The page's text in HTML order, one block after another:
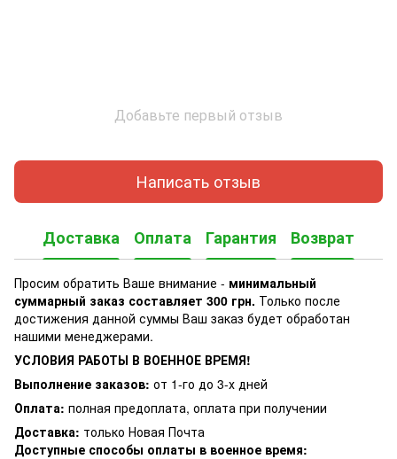
Добавьте первый отзыв
Написать отзыв
Доставка Оплата Гарантия Возврат
Просим обратить Ваше внимание - минимальный
суммарный заказ составляет 300 грн. Только после
достижения данной суммы Ваш заказ будет обработан
нашими менеджерами.
УСЛОВИЯ РАБОТЫ В ВОЕННОЕ ВРЕМЯ!
Выполнение заказов: от 1-го до 3-х дней
Оплата: полная предоплата, оплата при получении
Доставка: только Новая Почта
Доступные способы оплаты в военное время: